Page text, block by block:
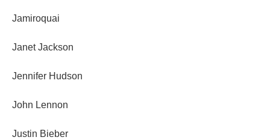
Jamiroquai
Janet Jackson
Jennifer Hudson
John Lennon
Justin Bieber